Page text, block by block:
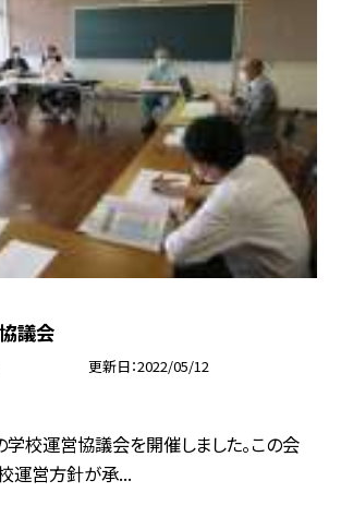
議会
更新日 2022/05/12
校運営協議会を開催しました。この会
運営方針が承...